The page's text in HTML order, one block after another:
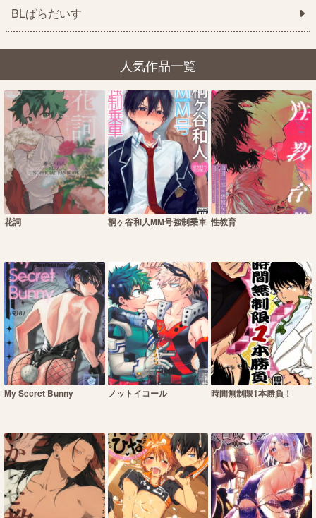
BLぱらだいす
人気作品一覧
花詞 桐ヶ谷和人MM号強制乗車 性教育
My Secret Bunny ノットイコール 時間無制限1本勝負！